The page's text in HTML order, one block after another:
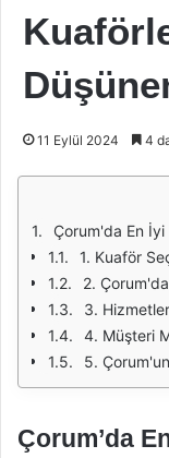
11 Eylül 2024 4
Çorum'da En İyi
1. Kuaför
2.
3.
4. Müşteri
5.
Çorum’da